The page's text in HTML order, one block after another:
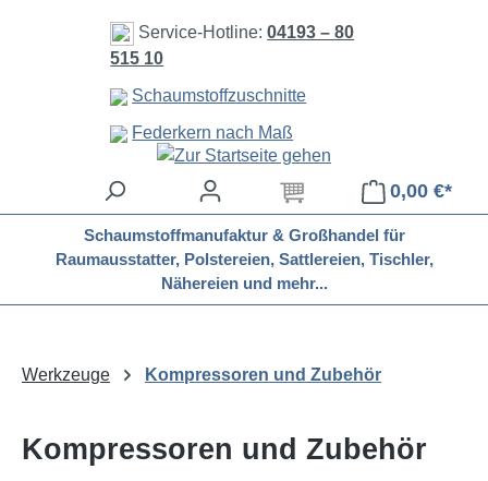
Zum Hauptinhalt springen
Service-Hotline:04193 – 80
515 10
Schaumstoffzuschnitte
Federkern nach Maß
0,00 €*
Schaumstoffmanufaktur & Großhandel für
Raumausstatter, Polstereien, Sattlereien, Tischler,
Nähereien und mehr...
Werkzeuge Kompressoren und Zubehör
Kompressoren und Zubehör